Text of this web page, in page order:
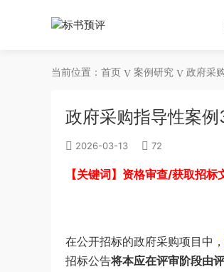
当前位置： 首页 案例研究 政府采
政府采购指导性案
2026-03-13 72
【关键词】资格审查/获取招
在公开招标的政府采购项目中，
招标公告将本应在评审阶段由